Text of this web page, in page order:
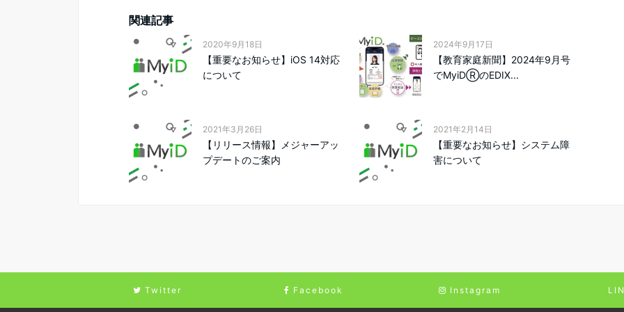
関連記事
2020年9月18日
【重要なお知らせ】iOS 14対応
について
2024年9月17日
【教育家庭新聞】2024年9月号
でMyiDⓇのEDIX...
2021年3月26日
【リリース情報】メジャーアッ
プデートのご案内
2021年2月14日
【重要なお知らせ】システム障
害について
Twitter Facebook Instagram